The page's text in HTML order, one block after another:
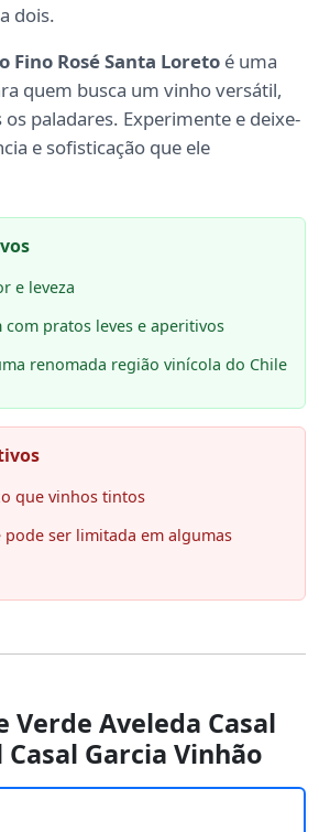
dois.
Fino Rosé Santa Loreto é uma
quem busca um vinho versátil,
paladares. Experimente e deixe-
e sofisticação que ele
e leveza
com pratos leves e aperitivos
renomada região vinícola do Chile
que vinhos tintos
ser limitada em algumas
Verde Aveleda Casal
Casal Garcia Vinhão